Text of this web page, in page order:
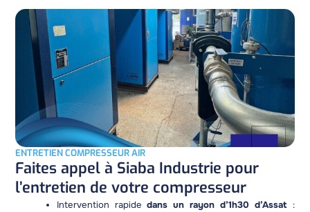
ENTRETIEN COMPRESSEUR AIR
Faites appel à Siaba Industrie pour
l’entretien de votre compresseur
Intervention rapidedans un rayon d’1h30 d’Assat :